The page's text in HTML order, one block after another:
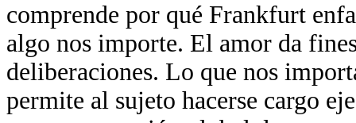
comprende por qué Frankfurt
algo nos importe. El amor da
deliberaciones. Lo que nos
permite al sujeto hacerse cargo